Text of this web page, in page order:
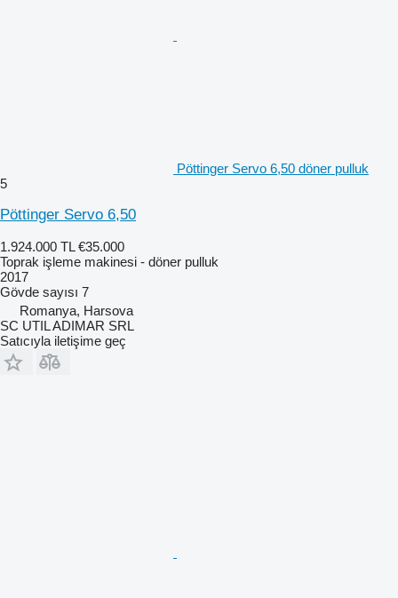
Pöttinger Servo 6,50 döner pulluk
5
Pöttinger Servo 6,50
1.924.000 TL €35.000
Toprak işleme makinesi - döner pulluk
2017
Gövde sayısı 7
Romanya, Harsova
SC UTIL ADIMAR SRL
Satıcıyla iletişime geç